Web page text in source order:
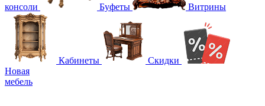
консоли Буфеты Витрины
Кабинеты
Скидки
Новая
мебель